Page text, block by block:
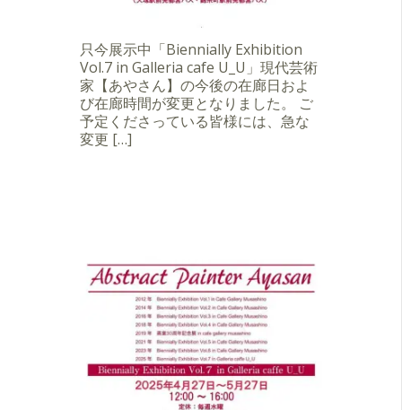
只今展示中「Biennially Exhibition
Vol.7 in Galleria cafe U_U」現代芸術
家【あやさん】の今後の在廊日およ
び在廊時間が変更となりました。 ご
予定くださっている皆様には、急な
変更 […]